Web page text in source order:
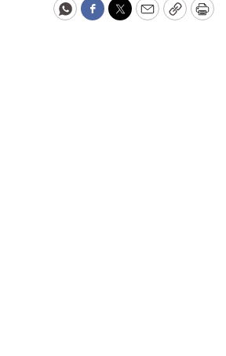
WhatsApp
Facebook
Twitter
EmailCopy